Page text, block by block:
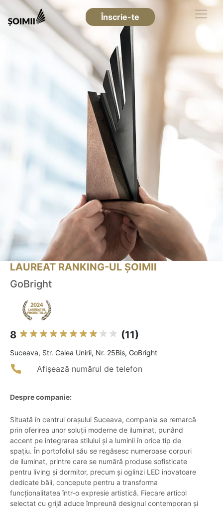
Înscrie-te
LAUREAT RANKING-UL ȘOIMII
GoBright
8 (11)
Suceava, Str. Calea Unirii, Nr. 25Bis, GoBright
Afișează numărul de telefon
Despre companie:
Situată în centrul orașului Suceava, compania se remarcă
prin oferirea unor soluții moderne de iluminat, punând
accent pe integrarea stilului și a luminii în orice tip de
spațiu. În portofoliul său se regăsesc numeroase corpuri
de iluminat, printre care se numără produse sofisticate
pentru living și dormitor, precum și oglinzi LED inovatoare
dedicate băii, concepute pentru a transforma
funcționalitatea într-o expresie artistică. Fiecare articol
selectat cu grijă aduce împreună designul contemporan și